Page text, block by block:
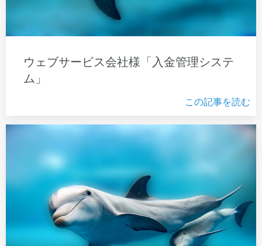
ウェブサービス会社様「入金管理システ
ム」
この記事を読む